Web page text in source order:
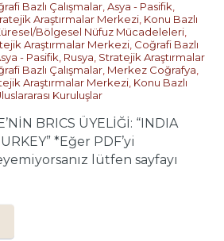
Bazlı Çalışmalar Asya - Pasifik
Araştırmalar Merkezi Konu Bazlı
Bölgesel Nüfuz Mücadeleleri
Araştırmalar Merkezi Coğrafi Bazlı
- Pasifik Rusya Stratejik Araştırmalar
Bazlı Çalışmalar Merkez Coğrafya
Araştırmalar Merkezi Konu Bazlı
Kuruluşlar
BRICS ÜYELİĞİ: “INDIA
*Eğer PDF’yi
lütfen sayfayı